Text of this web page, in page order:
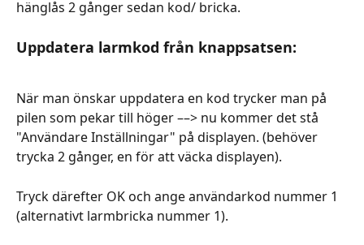
hänglås 2 gånger sedan kod/ bricka.
Uppdatera larmkod från knappsatsen:
När man önskar uppdatera en kod trycker man på
pilen som pekar till höger ––> nu kommer det stå
"Användare Inställningar" på displayen. (behöver
trycka 2 gånger, en för att väcka displayen).
Tryck därefter OK och ange användarkod nummer 1
(alternativt larmbricka nummer 1).